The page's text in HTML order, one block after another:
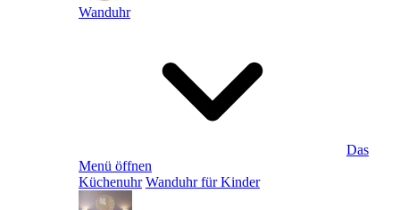
Wanduhr
Das
Menü öffnen
Küchenuhr Wanduhr für Kinder